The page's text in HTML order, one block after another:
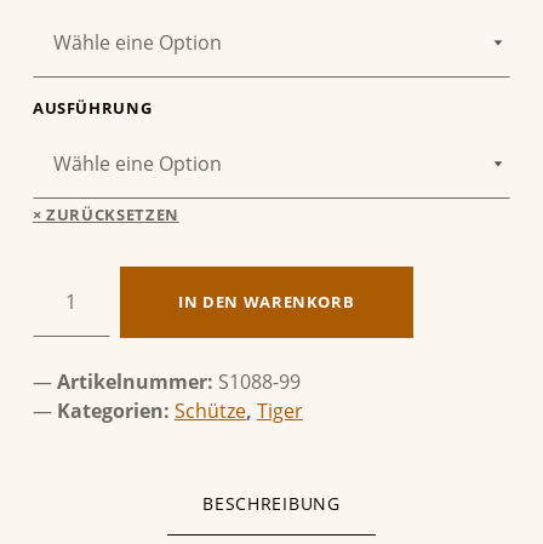
AUSFÜHRUNG
ZURÜCKSETZEN
IN DEN WARENKORB
Artikelnummer: S1088-99
Kategorien: Schütze, Tiger
BESCHREIBUNG